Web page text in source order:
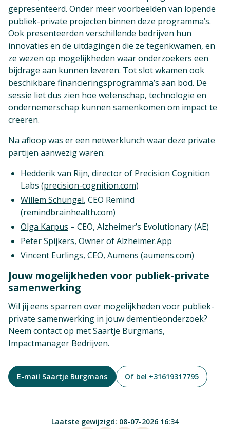
gepresenteerd. Onder meer voorbeelden van lopende
publiek-private projecten binnen deze programma’s.
Ook presenteerden verschillende bedrijven hun
innovaties en de uitdagingen die ze tegenkwamen, en
ze wezen op mogelijkheden waar onderzoekers een
bijdrage aan kunnen leveren. Tot slot wkamen ook
beschikbare financieringsprogramma’s aan bod. De
sessie liet dus zien hoe wetenschap, technologie en
ondernemerschap kunnen samenkomen om impact te
creëren.
Na afloop was er een netwerklunch waar deze private
partijen aanwezig waren:
Hedderik van Rijn, director of Precision Cognition
Labs (precision-cognition.com)
Willem Schüngel, CEO Remind
(remindbrainhealth.com)
Olga Karpus – CEO, Alzheimer’s Evolutionary (AE)
Peter Spijkers, Owner ofAlzheimer.App
Vincent Eurlings, CEO, Aumens (aumens.com)
Jouw mogelijkheden voor publiek-private
samenwerking
Wil jij eens sparren over mogelijkheden voor publiek-
private samenwerking in jouw dementieonderzoek?
Neem contact op met Saartje Burgmans,
Impactmanager Bedrijven.
E-mail Saartje Burgmans Of bel +31619317795
Laatste gewijzigd: 08-07-2026 16:34